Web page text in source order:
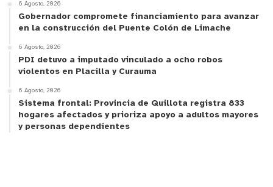
6 Agosto, 2026
Gobernador compromete financiamiento para avanzar
en la construcción del Puente Colón de Limache
6 Agosto, 2026
PDI detuvo a imputado vinculado a ocho robos
violentos en Placilla y Curauma
6 Agosto, 2026
Sistema frontal: Provincia de Quillota registra 833
hogares afectados y prioriza apoyo a adultos mayores
y personas dependientes